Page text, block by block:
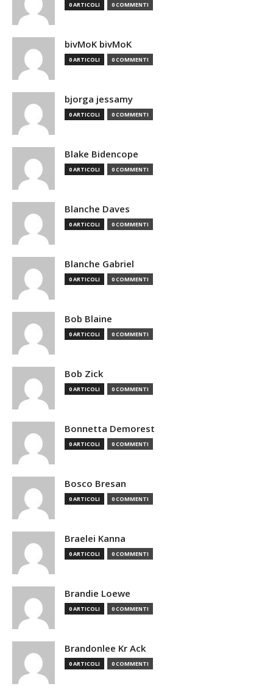
0 ARTICOLI 0 COMMENTI
bivMoK bivMoK
0 ARTICOLI 0 COMMENTI
bjorga jessamy
0 ARTICOLI 0 COMMENTI
Blake Bidencope
0 ARTICOLI 0 COMMENTI
Blanche Daves
0 ARTICOLI 0 COMMENTI
Blanche Gabriel
0 ARTICOLI 0 COMMENTI
Bob Blaine
0 ARTICOLI 0 COMMENTI
Bob Zick
0 ARTICOLI 0 COMMENTI
Bonnetta Demorest
0 ARTICOLI 0 COMMENTI
Bosco Bresan
0 ARTICOLI 0 COMMENTI
Braelei Kanna
0 ARTICOLI 0 COMMENTI
Brandie Loewe
0 ARTICOLI 0 COMMENTI
Brandonlee Kr Ack
0 ARTICOLI 0 COMMENTI